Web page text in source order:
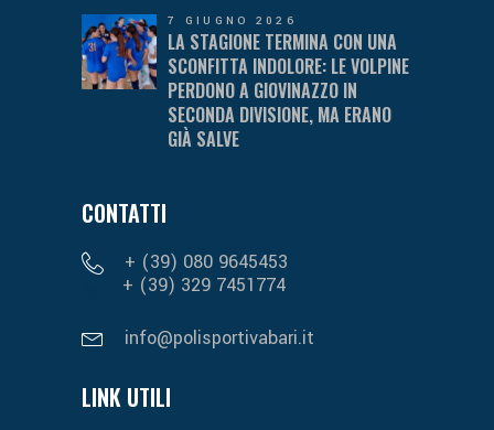
7 GIUGNO 2026
LA STAGIONE TERMINA CON UNA
SCONFITTA INDOLORE: LE VOLPINE
PERDONO A GIOVINAZZO IN
SECONDA DIVISIONE, MA ERANO
GIÀ SALVE
CONTATTI
+ (39) 080 9645453
+ (39) 329 7451774
info@polisportivabari.it
LINK UTILI